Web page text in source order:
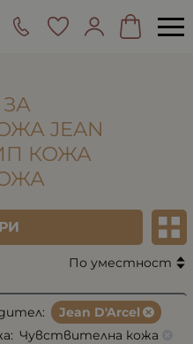
JEAN
КОЖА
По уместност
Jean D'Arcel
Чувствителна кожа